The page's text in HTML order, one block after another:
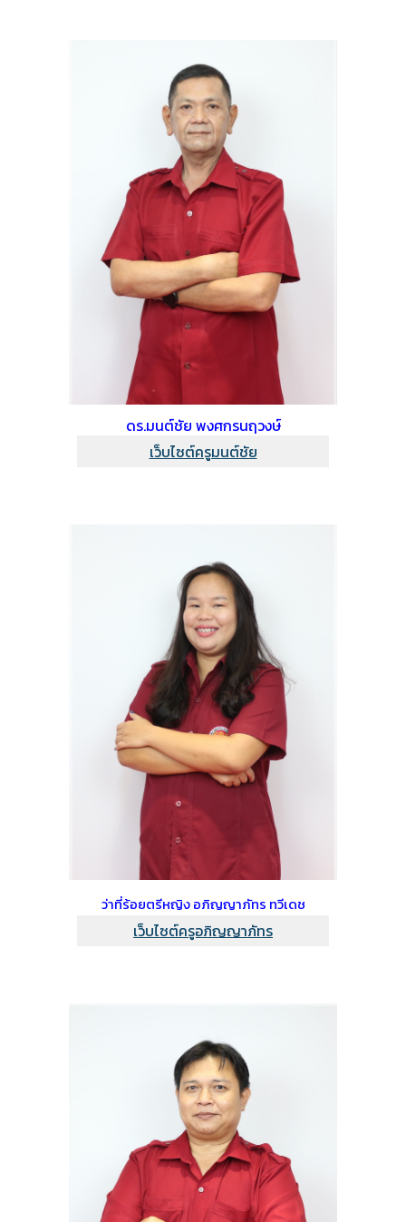
ดร.มนต์ชัย พงศกรนฤวงษ์
เว็บไซต์ครูมนต์ชัย
ว่าที่ร้อยตรีหญิง อภิญญาภัทร ทวีเดช
เว็บไซต์ครูอภิญญาภัทร